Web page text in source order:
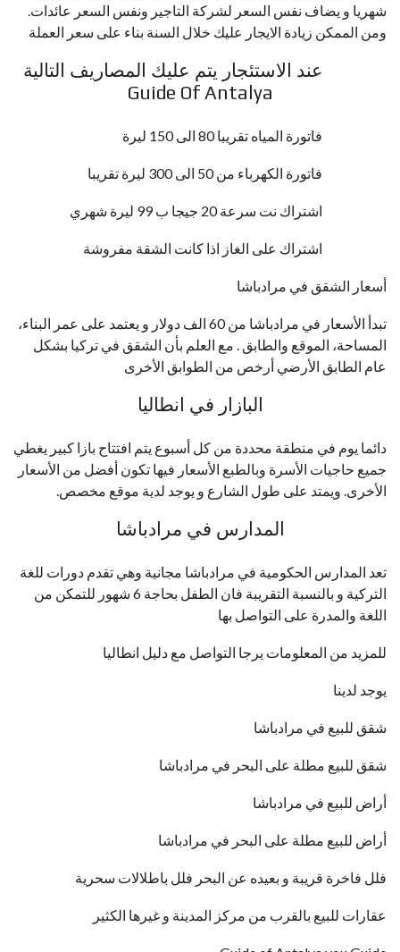
شهريا و يضاف نفس السعر لشركة التاجير ونفس السعر عائدات.
ومن الممكن زيادة الايجار عليك خلال السنة بناء على سعر العملة
عند الاستئجار يتم عليك المصاريف التالية
Guide Of Antalya
فاتورة المياه تقريبا 80 الى 150 ليرة
فاتورة الكهرباء من 50 الى 300 ليرة تقريبا
اشتراك نت سرعة 20 جيجا ب 99 ليرة شهري
اشتراك على الغاز اذا كانت الشقة مفروشة
أسعار الشقق في مرادباشا
تبدأ الأسعار في مرادباشا من 60 الف دولار و يعتمد على عمر البناء،
المساحة، الموقع والطابق . مع العلم بأن الشقق في تركيا بشكل
عام الطابق الأرضي أرخص من الطوابق الأخرى
البازار في انطاليا
دائما يوم في منطقة محددة من كل أسبوع يتم افتتاح بازا كبير يغطي
جميع حاجيات الأسرة وبالطبع الأسعار فيها تكون أفضل من الأسعار
الأخرى. ويمتد على طول الشارع و يوجد لدية موقع مخصص.
المدارس في مرادباشا
تعد المدارس الحكومية في مرادباشا مجانية وهي تقدم دورات للغة
التركية و بالنسبة التقريبة فان الطفل بحاجة 6 شهور للتمكن من
اللغة والمدرة على التواصل بها
للمزيد من المعلومات يرجا التواصل مع دليل انطاليا
يوجد لدينا
شقق للبيع في مرادباشا
شقق للبيع مطلة على البحر في مرادباشا
أراض للبيع في مرادباشا
أراض للبيع مطلة على البحر في مرادباشا
فلل فاخرة قريبة و بعيده عن البحر فلل باطلالات سحرية
عقارات للبيع بالقرب من مركز المدينة و غيرها الكثير